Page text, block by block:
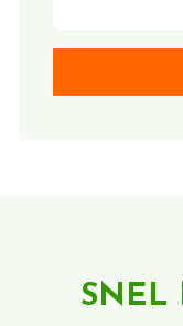
SNEL